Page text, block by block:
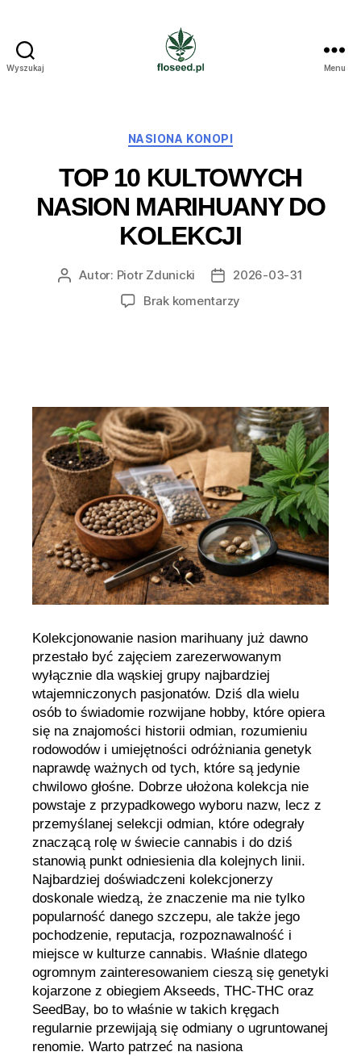
Wyszukaj Menu
Kategorie
NASIONA KONOPI
TOP 10 KULTOWYCH
NASION MARIHUANY DO
KOLEKCJI
AutorAutor: Piotr Zdunicki
Data2026-03-31
Brak komentarzy
do
kolekcji
Kolekcjonowanie nasion marihuany już dawno
przestało być zajęciem zarezerwowanym
wyłącznie dla wąskiej grupy najbardziej
wtajemniczonych pasjonatów. Dziś dla wielu
osób to świadomie rozwijane hobby, które opiera
się na znajomości historii odmian, rozumieniu
rodowodów i umiejętności odróżniania genetyk
naprawdę ważnych od tych, które są jedynie
chwilowo głośne. Dobrze ułożona kolekcja nie
powstaje z przypadkowego wyboru nazw, lecz z
przemyślanej selekcji odmian, które odegrały
znaczącą rolę w świecie cannabis i do dziś
stanowią punkt odniesienia dla kolejnych linii.
Najbardziej doświadczeni kolekcjonerzy
doskonale wiedzą, że znaczenie ma nie tylko
popularność danego szczepu, ale także jego
pochodzenie, reputacja, rozpoznawalność i
miejsce w kulturze cannabis. Właśnie dlatego
ogromnym zainteresowaniem cieszą się genetyki
kojarzone z obiegiem Akseeds, THC-THC oraz
SeedBay, bo to właśnie w takich kręgach
regularnie przewijają się odmiany o ugruntowanej
renomie. Warto patrzeć na nasiona